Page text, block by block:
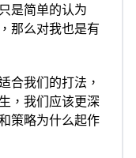
是简单的认为
那么对我也是有
合我们的打法，
，我们应该更深
策略为什么起作